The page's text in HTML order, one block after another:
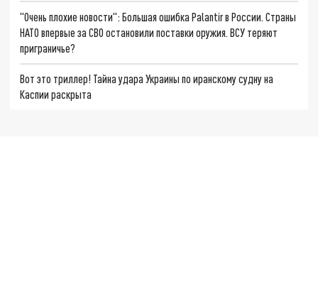
"Очень плохие новости": Большая ошибка Palantir в России. Страны
НАТО впервые за СВО остановили поставки оружия. ВСУ теряют
приграничье?
Вот это триллер! Тайна удара Украины по иранскому судну на
Каспии раскрыта